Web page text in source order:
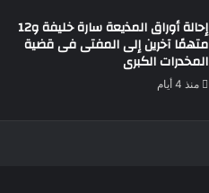
إحالة أوراق المذيعة سارة خليفة و12
متهمًا آخرين إلى المفتى فى قضية
المخدرات الكبرى
منذ 4 أيام